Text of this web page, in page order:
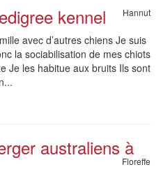
kennel Hannut
avec d’autres chiens Je suis
la sociabilisation de mes chiots
Je les habitue aux bruits Ils sont
australiens à
Floreffe